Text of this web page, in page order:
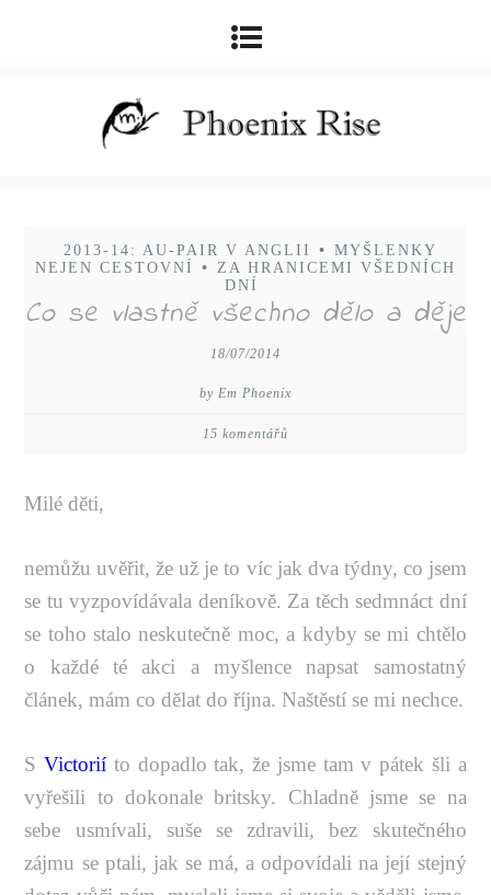
2013-14: AU-PAIR V ANGLII • MYŠLENKY
NEJEN CESTOVNÍ
• ZA HRANICEMI VŠEDNÍCH
DNÍ
Co se vlastně všechno dělo a děje
18/07/2014
by Em Phoenix
15 komentářů
Milé děti,
nemůžu uvěřit, že už je to víc jak dva týdny, co jsem
se tu vyzpovídávala deníkově. Za těch sedmnáct dní
se toho stalo neskutečně moc, a kdyby se mi chtělo
o každé té akci a myšlence napsat samostatný
článek, mám co dělat do října. Naštěstí se mi nechce.
SVictorií to dopadlo tak, že jsme tam v pátek šli a
vyřešili to dokonale britsky. Chladně jsme se na
sebe usmívali, suše se zdravili, bez skutečného
zájmu se ptali, jak se má, a odpovídali na její stejný